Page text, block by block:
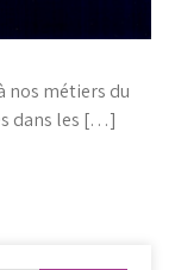
nos métiers du
dans les […]